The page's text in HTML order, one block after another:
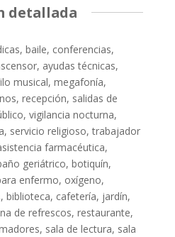
detallada
baile, conferencias,
ayudas técnicas,
musical, megafonía,
recepción, salidas de
vigilancia nocturna,
servicio religioso, trabajador
farmacéutica,
geriátrico, botiquín,
enfermo, oxígeno,
biblioteca, cafetería, jardín,
de refrescos, restaurante,
sala de lectura, sala